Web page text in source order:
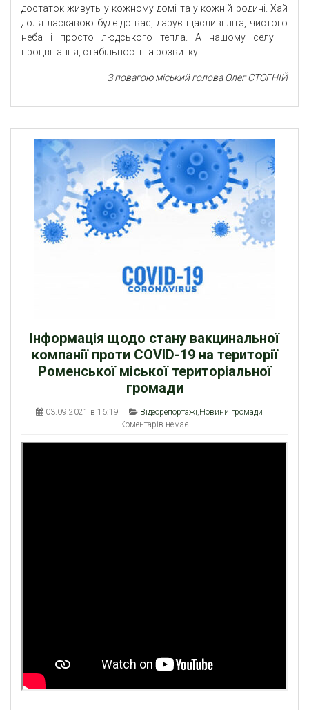
достаток живуть у кожному домі та у кожній родині. Хай
доля ласкавою буде до вас, дарує щасливі літа, чистого
неба і просто людського тепла. А нашому селу –
процвітання, стабільності та розвитку!!!
З повагою міський голова Олег СТОГНІЙ
Інформація щодо стану вакцинальної
компанії проти COVID-19 на території
Роменської міської територіальної
громади
03.09.2021 в 16:19 Відеорепортажі,Новини громади
Коментарів немає